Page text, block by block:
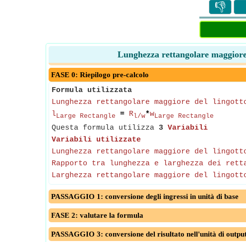
👎
Lunghezza rettangolare
FASE 0: Riepilogo pre-calcolo
Formula utilizzata
Lunghezza rettangolare maggiore del
lLarge Rectangle = R l/w*wLarge Rectangle
Questa formula utilizza 3 Variabili
Variabili utilizzate
Lunghezza rettangolare maggiore del
Rapporto tra lunghezza e larghezza dei
Larghezza rettangolare maggiore del
PASSAGGIO 1: conversione degli ingressi in unità di base
FASE 2: valutare la formula
PASSAGGIO 3: conversione del risultato nell'unità di